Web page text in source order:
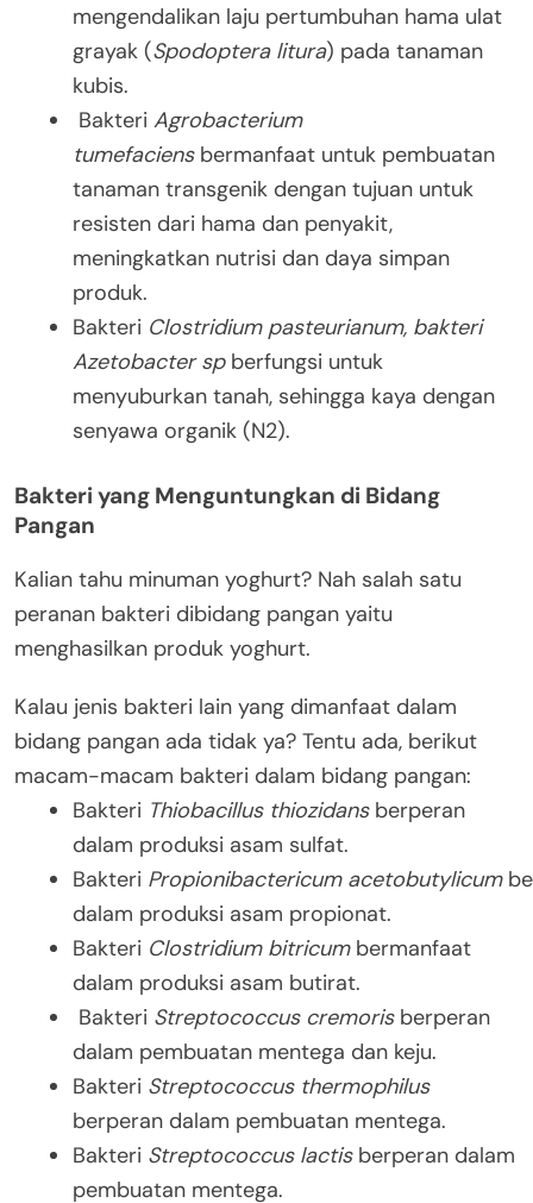
mengendalikan laju pertumbuhan hama ulat
grayak (Spodoptera litura) pada tanaman
kubis.
Bakteri Agrobacterium
tumefaciens bermanfaat untuk pembuatan
tanaman transgenik dengan tujuan untuk
resisten dari hama dan penyakit,
meningkatkan nutrisi dan daya simpan
produk.
Bakteri Clostridium pasteurianum, bakteri
Azetobacter sp berfungsi untuk
menyuburkan tanah, sehingga kaya dengan
senyawa organik (N2).
Bakteri yang Menguntungkan di Bidang
Pangan
Kalian tahu minuman yoghurt? Nah salah satu
peranan bakteri dibidang pangan yaitu
menghasilkan produk yoghurt.
Kalau jenis bakteri lain yang dimanfaat dalam
bidang pangan ada tidak ya? Tentu ada, berikut
macam-macam bakteri dalam bidang pangan:
Bakteri Thiobacillus thiozidans berperan
dalam produksi asam sulfat.
Bakteri Propionibactericum acetobutylicum
dalam produksi asam propionat.
Bakteri Clostridium bitricum bermanfaat
dalam produksi asam butirat.
Bakteri Streptococcus cremoris berperan
dalam pembuatan mentega dan keju.
Bakteri Streptococcus thermophilus
berperan dalam pembuatan mentega.
Bakteri Streptococcus lactisberperan dalam
pembuatan mentega.